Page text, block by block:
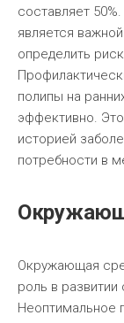
составляет
является
определить
полипы на
эффективно.
историей
потребности в
Окружающая
роль в
Неоптимальное